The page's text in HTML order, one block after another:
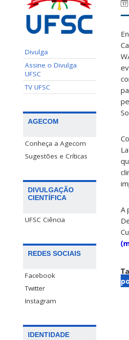
Divulga
Assine o Divulga
UFSC
TV UFSC
AGECOM
Conheça a Agecom
Sugestões e Críticas
DIVULGAÇÃO
CIENTÍFICA
UFSC Ciência
REDES SOCIAIS
Facebook
Twitter
Instagram
IDENTIDADE
A